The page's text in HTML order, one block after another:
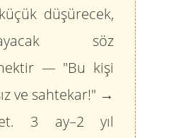
düşürecek,
söz
— "Bu kişi
ve sahtekar!" →
3 ay–2 yıl